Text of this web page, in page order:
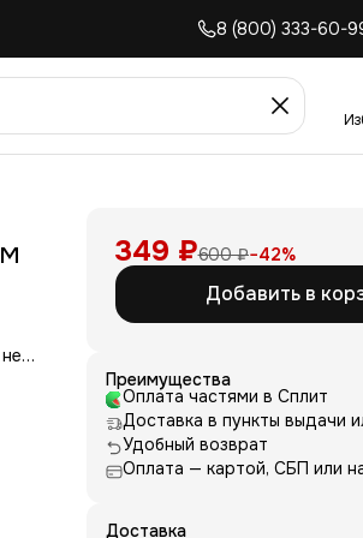
8 (800) 333-60-
349 ₽600 ₽−42%
Добавить в
Преимущества
Оплата частями в Сплит
Доставка в пункты выдачи
Удобный возврат
Оплата — картой, СБП или
Доставка